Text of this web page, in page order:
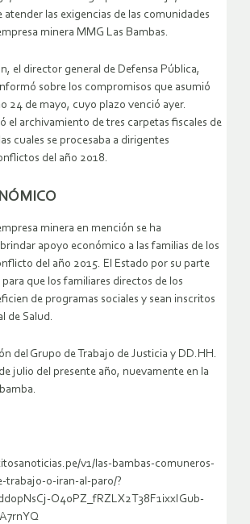
las exigencias de las comunidades
minera MMG Las Bambas.
el director general de Defensa Pública,
sobre los compromisos que asumió
24 de mayo, cuyo plazo venció ayer.
el archivamiento de tres carpetas fiscales de
cuales se procesaba a dirigentes
del año 2018.
minera en mención se ha
apoyo económico a las familias de los
del año 2015. El Estado por su parte
que los familiares directos de los
de programas sociales y sean inscritos
de Salud.
del Grupo de Trabajo de Justicia y DD.HH.
julio del presente año, nuevamente en la
v1/las-bambas-comuneros-
trabajo-o-iran-al-paro/?
O40PZ_fRZLX2T38F1ixxIGub-